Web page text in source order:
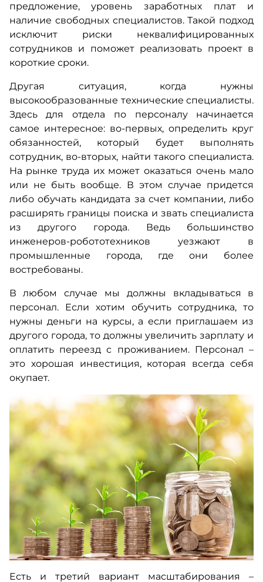
предложение, уровень заработных плат и
наличие свободных специалистов. Такой подход
исключит риски неквалифицированных
сотрудников и поможет реализовать проект в
короткие сроки.
Другая ситуация, когда нужны
высокообразованные технические специалисты.
Здесь для отдела по персоналу начинается
самое интересное: во-первых, определить круг
обязанностей, который будет выполнять
сотрудник, во-вторых, найти такого специалиста.
На рынке труда их может оказаться очень мало
или не быть вообще. В этом случае придется
либо обучать кандидата за счет компании, либо
расширять границы поиска и звать специалиста
из другого города. Ведь большинство
инженеров-робототехников уезжают в
промышленные города, где они более
востребованы.
В любом случае мы должны вкладываться в
персонал. Если хотим обучить сотрудника, то
нужны деньги на курсы, а если приглашаем из
другого города, то должны увеличить зарплату и
оплатить переезд с проживанием. Персонал –
это хорошая инвестиция, которая всегда себя
окупает.
Есть и третий вариант масштабирования –